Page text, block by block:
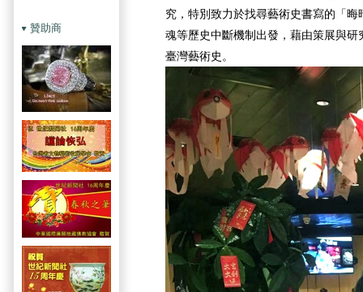
贊助商
究，特別致力於找尋藝術史書寫的「
魂等歷史中斷機制出發，藉由策展與
臺灣藝術史。